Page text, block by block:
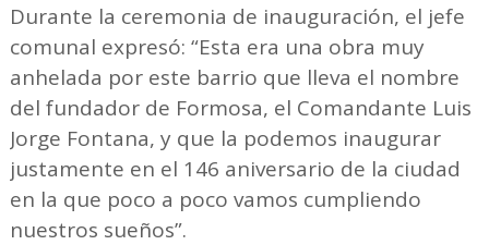
Durante la ceremonia de inauguración, el jefe
comunal expresó: “Esta era una obra muy
anhelada por este barrio que lleva el nombre
del fundador de Formosa, el Comandante Luis
Jorge Fontana, y que la podemos inaugurar
justamente en el 146 aniversario de la ciudad
en la que poco a poco vamos cumpliendo
nuestros sueños”.